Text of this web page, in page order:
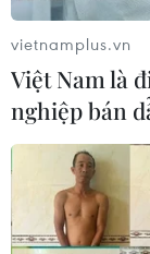
vietnamplus.vn
Việt Nam là
nghiệp bán